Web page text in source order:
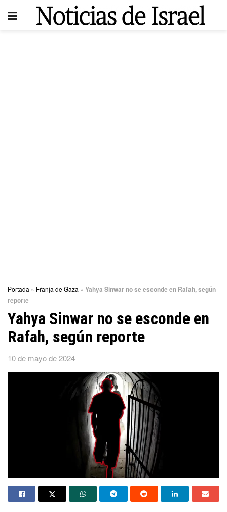
Portada » Franja de Gaza » Yahya Sinwar no se esconde en Rafah, según
reporte
Yahya Sinwar no se esconde en
Rafah, según reporte
10 de mayo de 2024